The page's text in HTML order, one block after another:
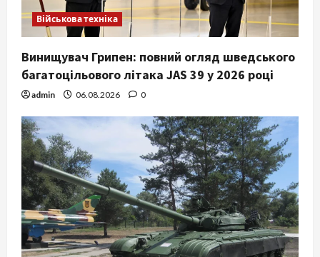
Військова техніка
Винищувач Грипен: повний огляд шведського
багатоцільового літака JAS 39 у 2026 році
admin 06.08.2026 0